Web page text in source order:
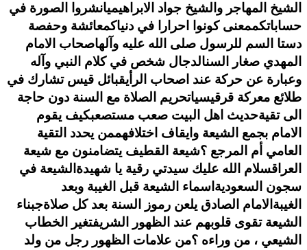
الشيخ المهاجر والشيخ جواد الابراهيميانشروا الصورة في
حساباتكممعنى كونوا احرارا في دنياكمعائشة وحفصة
دستا السم للرسول صلى الله عليه وآلهاصحاب الامام
المهدي صغار السنالدجال شخص في كلام النبي وآله
وعبارة عن حركة عند اصحاب الرأيقبائل قيس تشارك في
طلائع معركة قرقيسياتحريم الصلاة مع السنة دون حاجة
الى تقيةحديث اهل البيت صعب مستصعبكيف يقوم
الامام بجمع الشيعة وايقاف اختلافهممن يحدد التقية
العامي أم المرجع ؟شيعة القطيف يتضامنون مع شيعة
العراقسلام الله عليك سيدتي رقية يا شهيدة الشيعة في
سجون السعودية اسماء الشيعة قبل الغيبة وبعد
الغيبة الامام الصادق يلعن رموز السنة بعد كل صلاةجبناء
الشيعة تقوى قلوبهم عند الظهور الشريفتغير الخطاب
الشيعي ، من وراءه ؟من علامات الظهور رجل من ولد